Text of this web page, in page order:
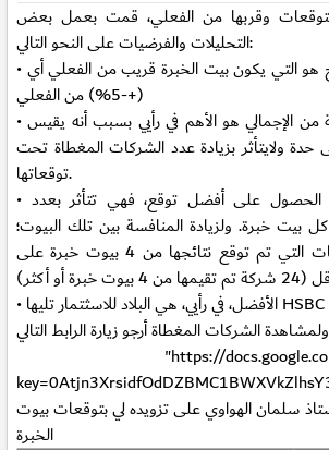
وقربها من الفعلي، قمت بعمل بعض
التحليلات والفرضيات على النحو التالي:
• المقصود بالتوقع الناجح هو التي يكون بيت الخبرة قريب من الفعلي أي
(+-5%) من الفعلي
• نسبة التوقعات الناجحة من الإجمالي هو الأهم في رأيي بسبب أنه يقيس
ولايتأثر بزيادة عدد الشركات المغطاة تحت
توقعاتها.
• أما عدد مرات ونسبة الحصول على أفضل توقع، فهي تتأثر بعدد
بيت خبرة. ولزيادة المنافسة بين تلك البيوت؛
فقد تم تضمين الشركات التي تم توقع نتائجها من 4 بيوت خبرة على
من 4 بيوت خبرة أو أكثر)
• الأفضل، في رأيي، هي البلاد للاسثتمار تليها HSBC
"https://docs.google.com/
سلمان الهواوي على تزويده لي بتوقعات بيوت
الخبرة